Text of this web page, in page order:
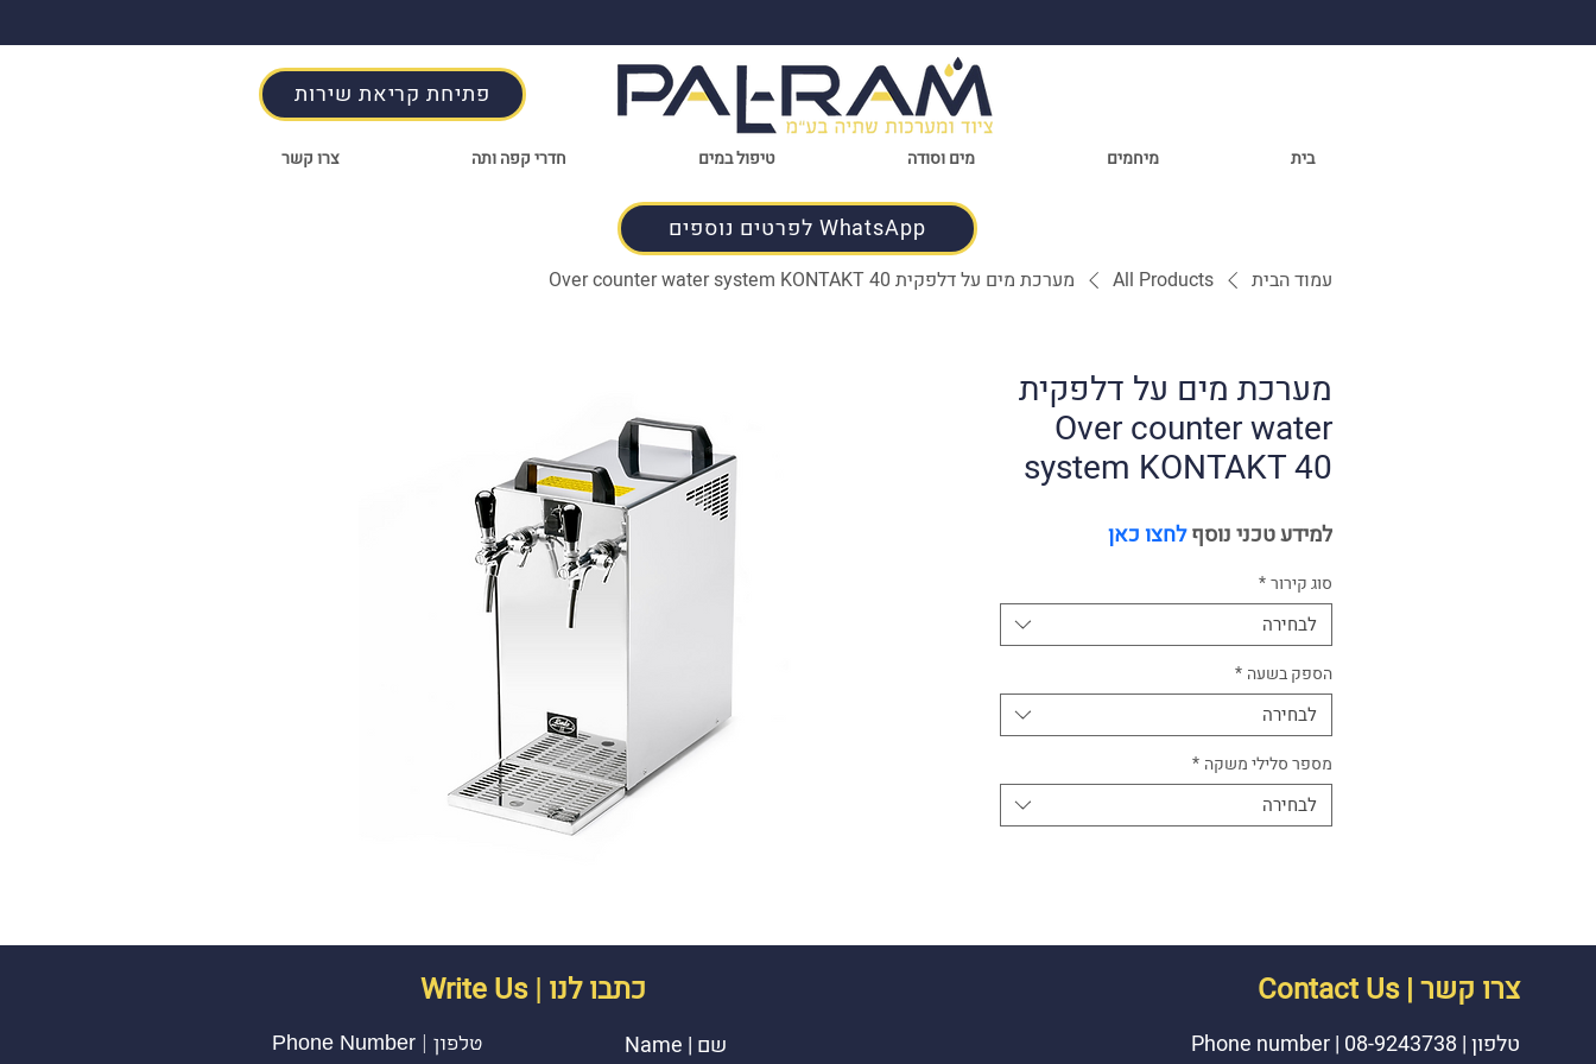
פתיחת קריאת שירות
בית מיחמים מים וסודה טיפול במים חדרי קפה ותה צרו קשר
עמוד הבית All Products מערכת מים על דלפקית Over counter water system KONTAKT 40
מערכת מים על דלפקית
Over counter water
system KONTAKT 40
למידע טכני נוסף לחצו כאן
סוג קירור*
לבחירה
הספק בשעה *
לבחירה
מספר סלילי משקה *
לבחירה
לפרטים נוספים WhatsApp
Write Us כתבו לנו צרו קשר | Contact Us
טלפון | 08-9243738
|